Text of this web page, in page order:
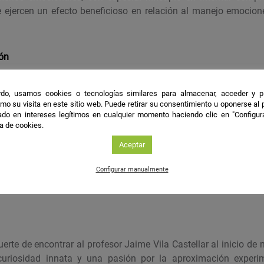
ejercen un efecto beneficioso en relación al manejo
de caras de personas queridas
de seres queridos, con expresión neutra, provoca un
es distintivo de las emociones positivas. Este efecto no
rostros o a una activación emocional indiferenciada.
de encontrar al profesor Jaime Vila Castellar al inicio de
innata y una pasión por la aproximación
usamos cookies o tecnologías similares para almacenar, acceder y
su visita en este sitio web. Puede retirar su consentimiento u oponerse al
en intereses legítimos en cualquier momento haciendo clic en
de cookies.
Aceptar
Configurar manualmente